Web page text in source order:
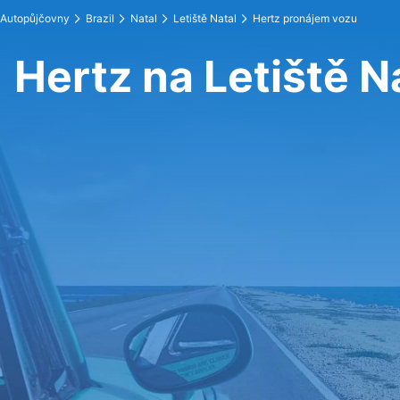
Autopůjčovny Brazil Natal Letiště Natal Hertz pronájem vozu
Hertz na Letiště